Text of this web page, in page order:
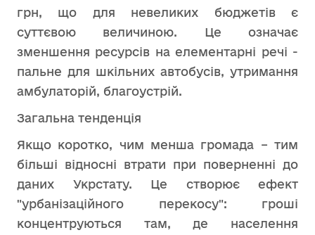
грн, що для невеликих бюджетів є
суттєвою величиною. Це означає
зменшення ресурсів на елементарні речі -
пальне для шкільних автобусів, утримання
амбулаторій, благоустрій.
Загальна тенденція
Якщо коротко, чим менша громада – тим
більші відносні втрати при поверненні до
даних Укрстату. Це створює ефект
"урбанізаційного перекосу": гроші
концентруються там, де населення